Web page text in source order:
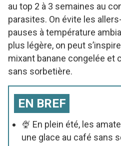
au top 2 à 3 semaines au
parasites. On évite les
pauses à température
plus légère, on peut
mixant banane congelée et
sans sorbetière.
EN BREF
🍨 En plein été, les
une glace au café sans